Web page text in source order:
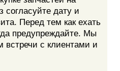
согласуйте дату и
Перед тем как ехать
предупреждайте. Мы
встречи с клиентами и